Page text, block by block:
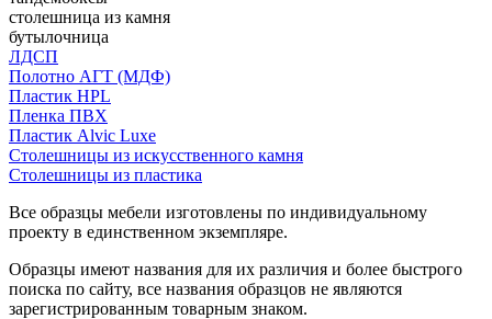
столешница из камня
бутылочница
ЛДСП
Полотно АГТ (МДФ)
Пластик HPL
Пленка ПВХ
Пластик Alvic Luxe
Столешницы из искусственного камня
Столешницы из пластика
Все образцы мебели изготовлены по индивидуальному
проекту в единственном экземпляре.
Образцы имеют названия для их различия и более быстрого
поиска по сайту, все названия образцов не являются
зарегистрированным товарным знаком.